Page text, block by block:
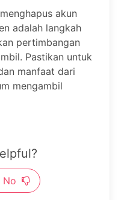
akun
adalah langkah
pertimbangan
Pastikan untuk
manfaat dari
mengambil
No